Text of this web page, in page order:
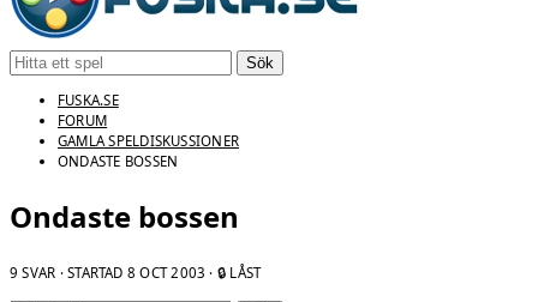
Sök
FUSKA.SE
FORUM
GAMLA SPELDISKUSSIONER
ONDASTE BOSSEN
Ondaste bossen
9 SVAR · STARTAD 8 OCT 2003 · 🔒 LÅST